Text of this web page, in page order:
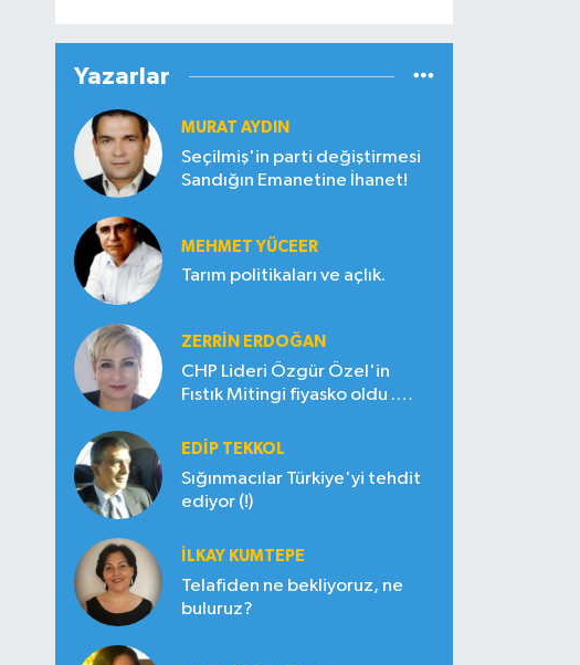
Yazarlar
MURAT AYDIN
Seçilmiş'in parti değiştirmesi
Sandığın Emanetine İhanet!
MEHMET YÜCEER
Tarım politikaları ve açlık.
ZERRIN ERDOĞAN
CHP Lideri Özgür Özel'in
Fıstık Mitingi fiyasko oldu .
EDIP TEKKOL
Sığınmacılar Türkiye'yi tehdit
ediyor (!)
İLKAY KUMTEPE
Telafiden ne bekliyoruz, ne
buluruz?